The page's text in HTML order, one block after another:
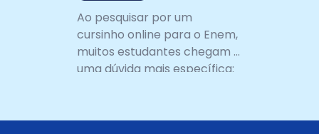
Ao pesquisar por um
cursinho online para o Enem,
muitos estudantes chegam a
uma dúvida mais específica: